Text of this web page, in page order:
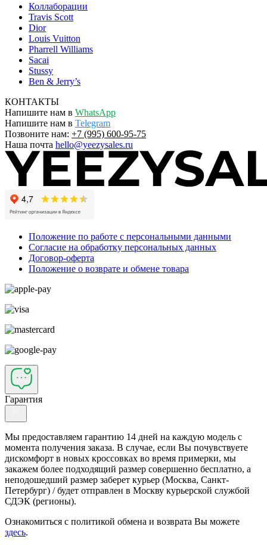
Коллаборации
Travis Scott
Dior
Louis Vuitton
Pharrell Williams
Sacai
Stussy
Ben & Jerry’s
КОНТАКТЫ
Напишите нам в WhatsApp
Напишите нам в Telegram
Позвоните нам: +7 (995) 600-95-75
Наша почта hello@yeezysales.ru
Положение по работе с персональными данными
Согласие на обработку персональных данных
Договор-оферта
Положение о возврате и обмене товара
Гарантия
Мы предоставляем гарантию 14 дней на каждую модель с
момента получения заказа. В случае, если Вы почувствуете
дискомфорт в новых кроссовках во время примерки, мы
закажем более подходящий размер совершенно бесплатно, а
неподошедший размер заберет курьер (Москва, Санкт-
Петербург) / будет отправлен в Москву курьерской службой
СДЭК (регионы).
Ознакомиться с политикой обмена и возврата Вы можете
здесь.